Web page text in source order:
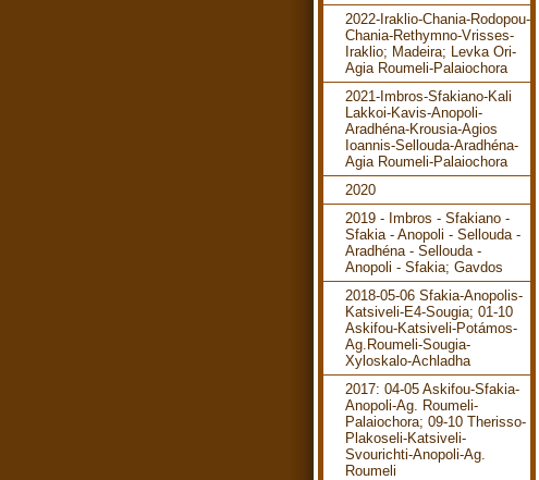
2022-Iraklio-Chania-Rodopou-
Chania-Rethymno-Vrisses-
Iraklio; Madeira; Levka Ori-
Agia Roumeli-Palaiochora
2021-Imbros-Sfakiano-Kali
Lakkoi-Kavis-Anopoli-
Aradhéna-Krousia-Agios
Ioannis-Sellouda-Aradhéna-
Agia Roumeli-Palaiochora
2020
2019 - Imbros - Sfakiano -
Sfakia - Anopoli - Sellouda -
Aradhéna - Sellouda -
Anopoli - Sfakia; Gavdos
2018-05-06 Sfakia-Anopolis-
Katsiveli-E4-Sougia; 01-10
Askifou-Katsiveli-Potámos-
Ag.Roumeli-Sougia-
Xyloskalo-Achladha
2017: 04-05 Askifou-Sfakia-
Anopoli-Ag. Roumeli-
Palaiochora; 09-10 Therisso-
Plakoseli-Katsiveli-
Svourichti-Anopoli-Ag.
Roumeli